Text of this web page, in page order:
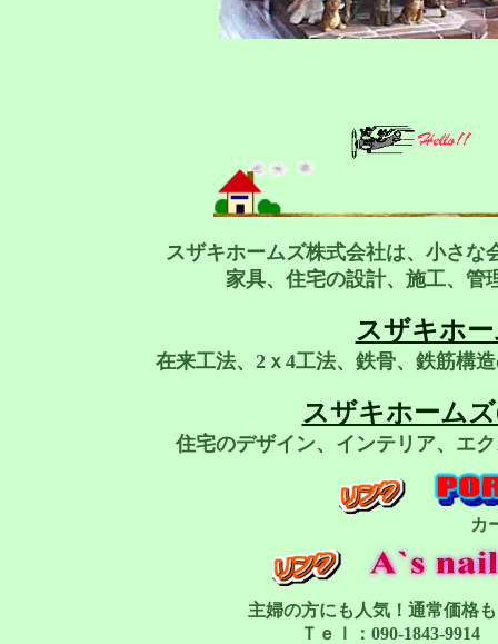
スザキホームズ株式会社は、小さな
家具、住宅の設計、施工、管
スザキホ
在来工法、2ｘ4工法、鉄骨、鉄筋構
スザキホーム
住宅のデザイン、インテリア、エ
カ
主婦の方にも人気！通常価格
Ｔｅｌ：090-1843-